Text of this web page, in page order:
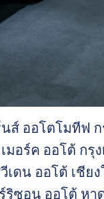
ส์ ออโตโมทีฟ ก
อร์ค ออโต้ กรุ
เดน ออโต้ เชีย
ริซอน ออโต้ หา